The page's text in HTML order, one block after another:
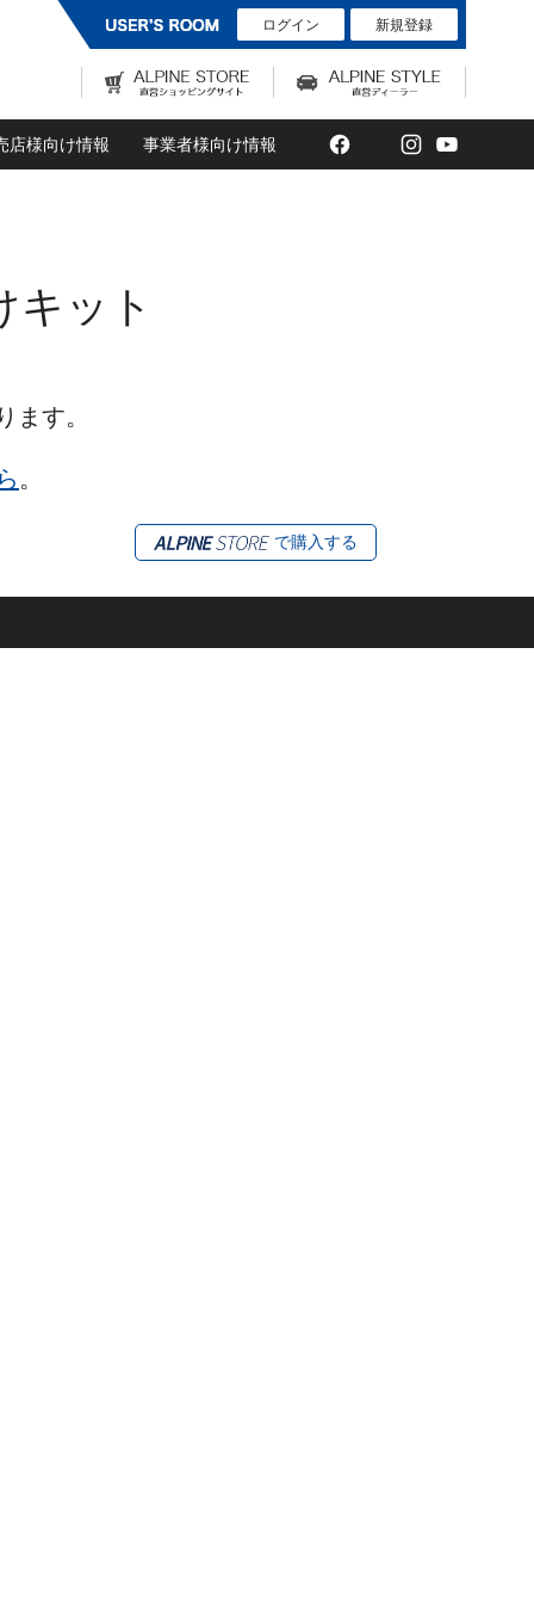
ログイン 新規登録
店様向け情報 事業者様向け情報 Facebook
TwitterInstagram
キット
ます。
。
で購入する